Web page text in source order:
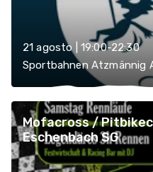
21 agosto | 19:00-22:30
Sportbahnen Atzmännig
Mofacross /
Eschenbach SG